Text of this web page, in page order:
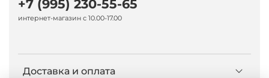
Доставка и оплата
+7 (995) 230-55-65
интернет-магазин с 10.00-17.00